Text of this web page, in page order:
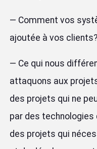
— Comment vos
ajoutée à vos clients?
— Ce qui nous
attaquons aux
des projets qui ne
par des technologies
des projets qui